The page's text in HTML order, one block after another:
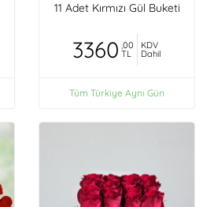
11 Adet Kırmızı Gül Buketi
3360 ,00
TL
KDV
Dahil
Tüm Türkiye Aynı Gün